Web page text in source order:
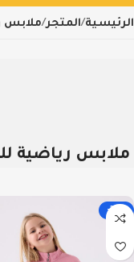
الرئيسية المتجر ملابس
ملابس رياضية
-32%